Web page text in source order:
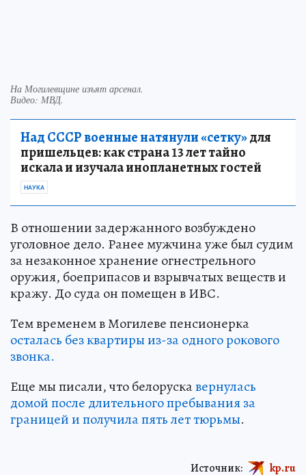
На Могилевщине изъят арсенал.
Видео: МВД.
Над СССР военные натянули «сетку»для
пришельцев: как страна 13 лет тайно
искала и изучала инопланетных гостей
НАУКА
В отношении задержанного возбуждено
уголовное дело. Ранее мужчина уже был судим
за незаконное хранение огнестрельного
оружия, боеприпасов и взрывчатых веществ и
кражу. До суда он помещен в ИВС.
Тем временем в Могилеве пенсионерка
осталась без квартиры из-за одного рокового
звонка.
Еще мы писали, что белорускавернулась
домой после длительного пребывания за
границей и получила пять лет тюрьмы.
Источник: kp.ru